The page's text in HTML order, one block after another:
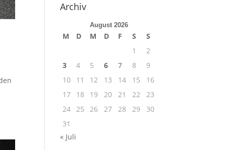
Archiv
August 2026
M D M D F S
S
1
2
3
4 5 6 7 8
9
10
11 12 13 14 15
16
17
18 19 20 21 22
23
24 25 26 27 28 29
30
31
« Juli